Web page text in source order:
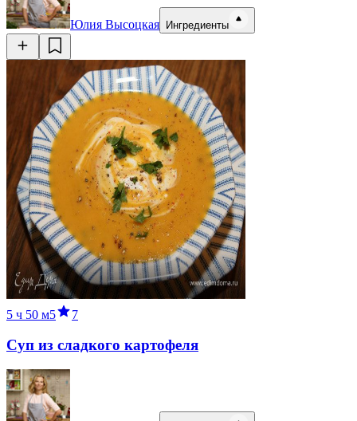
Юлия Высоцкая Ингредиенты
5 ч 50 м5 7
Суп из сладкого картофеля